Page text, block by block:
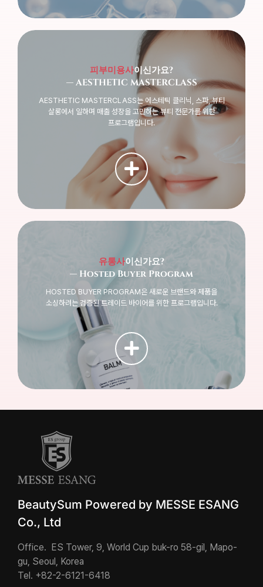
피부미용사이신가요?
— AESTHETIC MASTERCLASS
AESTHETIC MASTERCLASS는 에스테틱 클리닉, 스파, 뷰티
살롱에서 일하며 매출 성장을 고민하는 뷰티 전문가를 위한
프로그램입니다.
유통사이신가요?
— Hosted Buyer Program
HOSTED BUYER PROGRAM은 새로운 브랜드와 제품을
소싱하려는 검증된 트레이드 바이어를 위한 프로그램입니다.
BeautySum Powered by MESSE ESANG
Co., Ltd
Office. ES Tower, 9, World Cup buk-ro 58-gil, Mapo-
gu, Seoul, Korea
Tel. +82-2-6121-6418